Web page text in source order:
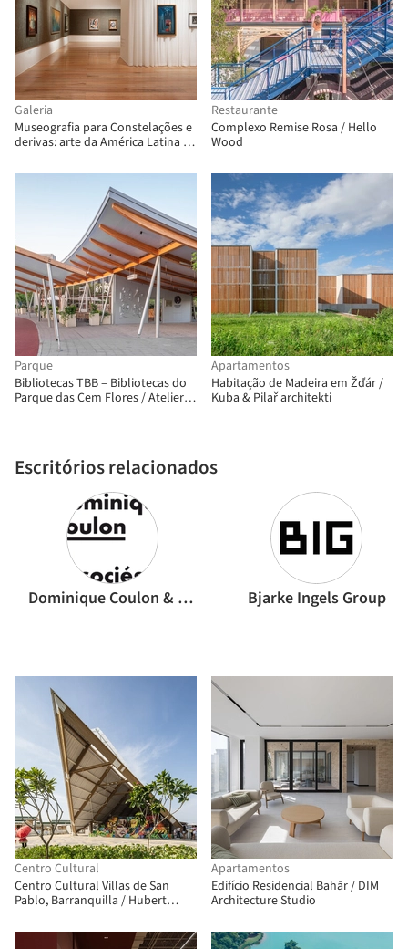
Galeria
Museografia para Constelações e
derivas: arte da América Latina na
Arquitectos + Mauricio Mesta
Restaurante
Complexo Remise Rosa / Hello
Wood
Parque
Bibliotecas TBB – Bibliotecas do
Parque das Cem Flores / Atelier
Escritórios relacionados
Dominique Coulon & associés Bjarke Ingels Group
Apartamentos
Habitação de Madeira em Žďár /
Kuba & Pilař architekti
Centro Cultural
Centro Cultural Villas de San
Pablo, Barranquilla / Hubert
Wiesmann + Alejandro Restrepo
Apartamentos
Edifício Residencial Bahār / DIM
Architecture Studio